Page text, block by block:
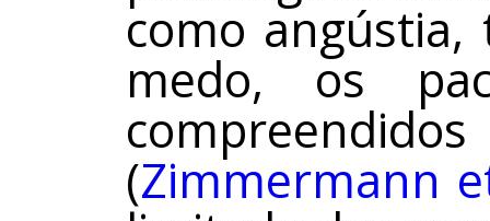
como angústia,
medo, os
(Zimmermann